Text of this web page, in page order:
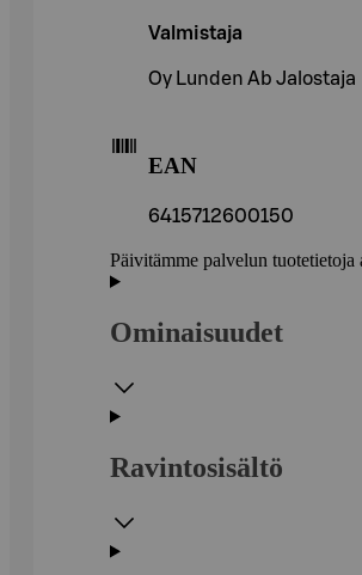
Valmistaja
Oy Lunden Ab Jalostaja
EAN
6415712600150
Päivitämme palvelun tuotetietoja
Ominaisuudet
Ravintosisältö